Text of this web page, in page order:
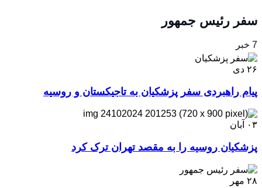
سفر رئیس جمهور
7 خبر
۲۶ دی
پیام راهبردی سفر پزشکیان به تاجیکستان و روسیه
۰۳ آبان
پزشکیان روسیه را به مقصد تهران ترک کرد
۲۸ مهر